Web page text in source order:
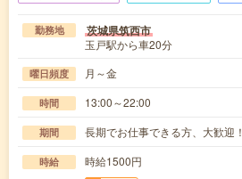
勤務地 茨城県筑西市
玉戸駅から車20分
曜日頻度 月～金
時間 13:00～22:00
期間 長期でお仕事できる方、大歓迎！
時給 時給1500円